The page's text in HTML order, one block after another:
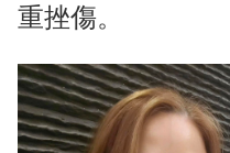
重挫傷。